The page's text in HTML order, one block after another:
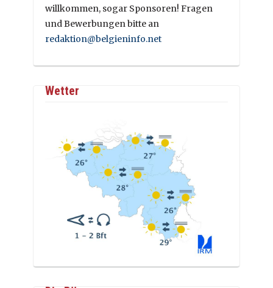
willkommen, sogar Sponsoren! Fragen
und Bewerbungen bitte an
redaktion@belgieninfo.net
Wetter